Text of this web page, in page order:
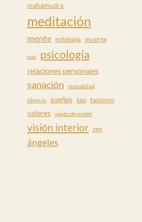
mahamudra
meditación
mente mitología muerte
paz psicología
relaciones personales
sanación sexualidad
silencio sueños tao taoísmo
valores viajes de poder
visión interior zen
ángeles